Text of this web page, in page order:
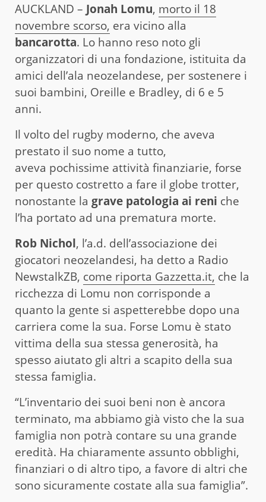
AUCKLAND – Jonah Lomu, morto il 18
novembre scorso, era vicino alla
bancarotta. Lo hanno reso noto gli
organizzatori di una fondazione, istituita da
amici dell’ala neozelandese, per sostenere i
suoi bambini, Oreille e Bradley, di 6 e 5
anni.
Il volto del rugby moderno, che aveva
prestato il suo nome a tutto,
aveva pochissime attività finanziarie, forse
per questo costretto a fare il globe trotter,
nonostante la grave patologia ai reni che
l’ha portato ad una prematura morte.
Rob Nichol, l’a.d. dell’associazione dei
giocatori neozelandesi, ha detto a Radio
NewstalkZB, come riporta Gazzetta.it, che la
ricchezza di Lomu non corrisponde a
quanto la gente si aspetterebbe dopo una
carriera come la sua. Forse Lomu è stato
vittima della sua stessa generosità, ha
spesso aiutato gli altri a scapito della sua
stessa famiglia.
“L’inventario dei suoi beni non è ancora
terminato, ma abbiamo già visto che la sua
famiglia non potrà contare su una grande
eredità. Ha chiaramente assunto obblighi,
finanziari o di altro tipo, a favore di altri che
sono sicuramente costate alla sua famiglia”.